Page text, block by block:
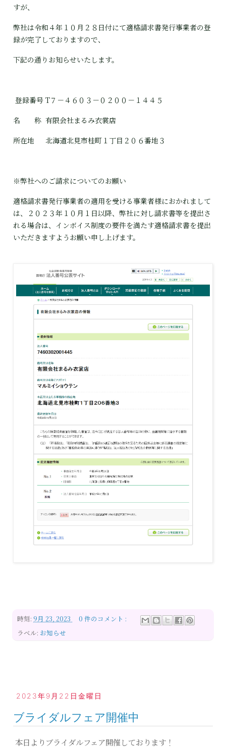
すが、
弊社は令和４年１０月２８日付にて適格請求書発行事業者の登
録が完了しておりますので、
下記の通りお知らせいたします。
登録番号 T７－４６０３－０２００－１４４５
名 称 有限会社まるみ衣裳店
所在地
北海道北見市桂町１丁目２０６番地３
※弊社へのご請求についてのお願い
適格請求書発行事業者の適用を受ける事業者様におかれまして
は、２０２３年１０月１日以降、弊社に対し請求書等を提出さ
れる場合は、インボイス制度の要件を満たす適格請求書を提出
いただきますようお願い申し上げます。
時刻: 9月 23, 2023
0 件のコメント :
ラベル: お知らせ
2023年9月22日金曜日
ブライダルフェア開催中
本日よりブライダルフェア開催しております！